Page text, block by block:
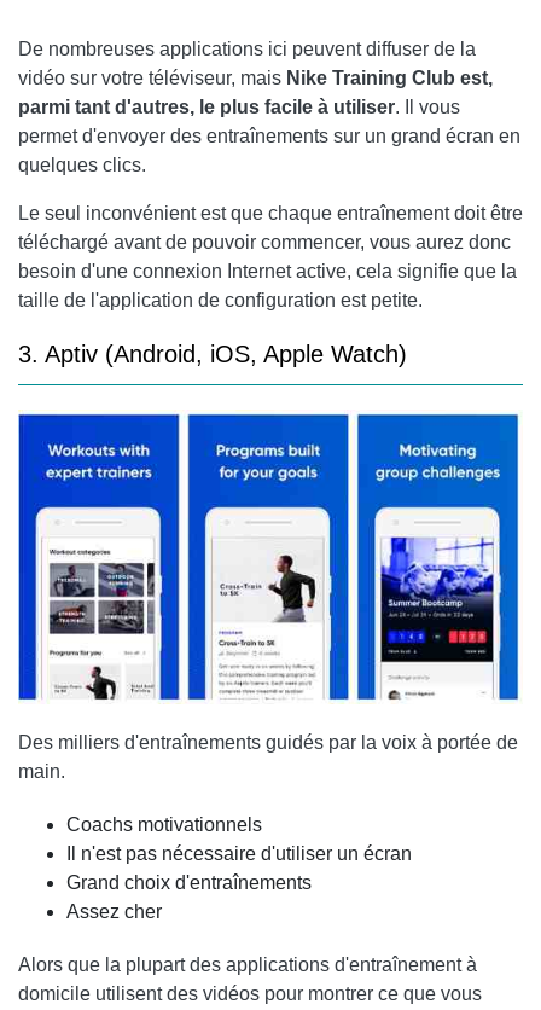
De nombreuses applications ici peuvent diffuser de la
vidéo sur votre téléviseur, mais Nike Training Club est,
parmi tant d'autres, le plus facile à utiliser. Il vous
permet d'envoyer des entraînements sur un grand écran en
quelques clics.
Le seul inconvénient est que chaque entraînement doit être
téléchargé avant de pouvoir commencer, vous aurez donc
besoin d'une connexion Internet active, cela signifie que la
taille de l'application de configuration est petite.
3. Aptiv (Android, iOS, Apple Watch)
Des milliers d'entraînements guidés par la voix à portée de
main.
Coachs motivationnels
Il n'est pas nécessaire d'utiliser un écran
Grand choix d'entraînements
Assez cher
Alors que la plupart des applications d'entraînement à
domicile utilisent des vidéos pour montrer ce que vous